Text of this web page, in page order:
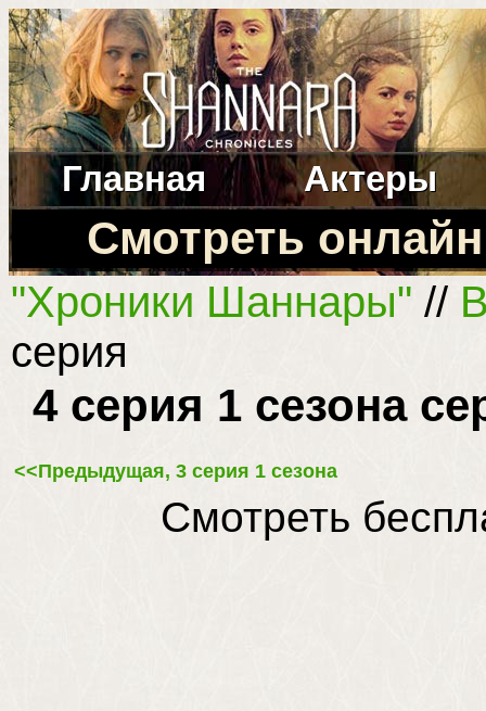
Главная Актеры
Смотреть онлайн
"Хроники Шаннары" //
серия
4 серия 1 сезона
<<Предыдущая, 3 серия 1 сезона
Смотреть